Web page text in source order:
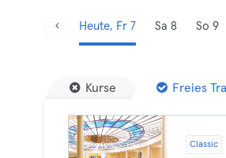
Heute, Fr 7 Sa 8 So 9
Kurse Freies
Classic